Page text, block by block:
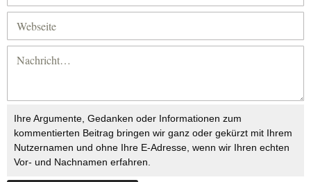
Ihre Argumente, Gedanken oder Informationen zum
kommentierten Beitrag bringen wir ganz oder gekürzt mit Ihrem
Nutzernamen und ohne Ihre E-Adresse, wenn wir Ihren echten
Vor- und Nachnamen erfahren.